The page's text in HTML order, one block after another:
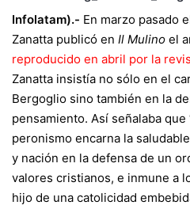
Infolatam).- En marzo pasado
Zanatta publicó en Il Mulino el
reproducido en abril por la
Zanatta insistía no sólo en el
Bergoglio sino también en la
pensamiento. Así señalaba que
peronismo encarna la
y nación en la defensa de un
valores cristianos, e inmune a
hijo de una catolicidad